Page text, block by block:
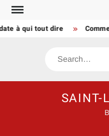
Skip
contentà qui tout dire
Search
SAINT-